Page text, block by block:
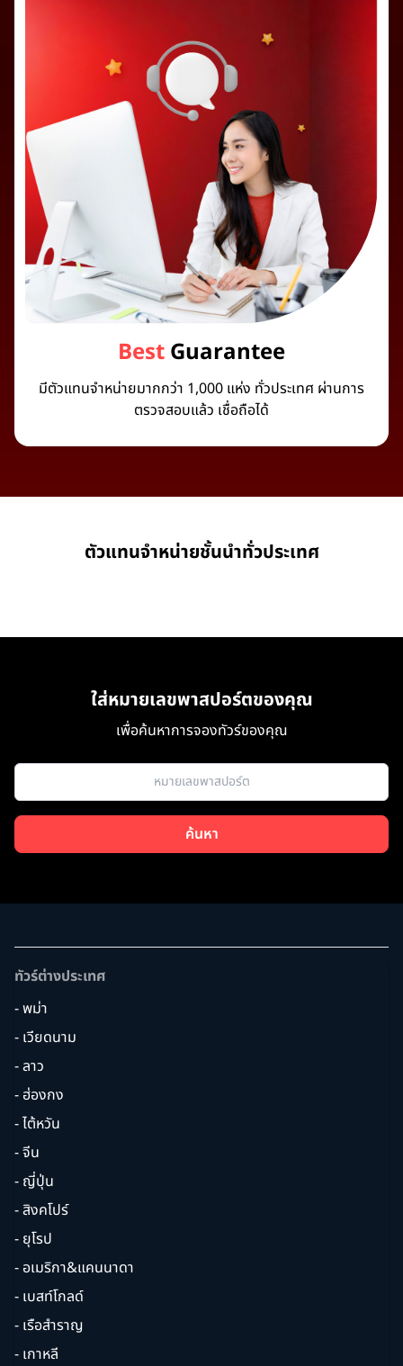
BestGuarantee
มีตัวแทนจำหน่ายมากกว่า 1,000 แห่ง ทั่วประเทศ ผ่านการ
ตรวจสอบแล้ว เชื่อถือได้
ตัวแทนจำหน่ายชั้นนำทั่วประเทศ
ใส่หมายเลขพาสปอร์ตของคุณ
เพื่อค้นหาการจองทัวร์ของคุณ
ค้นหา
ทัวร์ต่างประเทศ
- พม่า
- เวียดนาม
- ลาว
- ฮ่องกง
- ไต้หวัน
- จีน
- ญี่ปุ่น
- สิงคโปร์
- ยุโรป
- อเมริกา&แคนนาดา
- เบสท์โกลด์
- เรือสำราญ
- เกาหลี